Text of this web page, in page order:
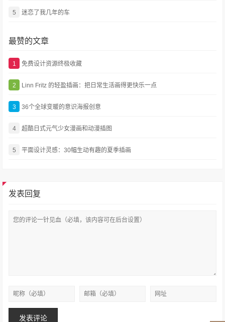
5 迷恋了我几年的车
最赞的文章
1 免费设计资源终极收藏
2 Linn Fritz 的轻盈插画：把日常生活画得更快乐一点
3 36个全球变暖的意识海报创意
4 超酷日式元气少女漫画和动漫插图
5 平面设计灵感：30幅生动有趣的夏季插画
发表回复